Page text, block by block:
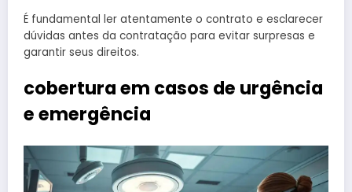
É fundamental ler atentamente o contrato e esclarecer
dúvidas antes da contratação para evitar surpresas e
garantir seus direitos.
cobertura em casos de urgência
e emergência